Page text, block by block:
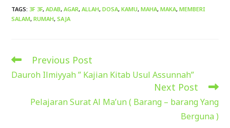
TAGS:3F 3F, ADAB, AGAR, ALLAH, DOSA, KAMU, MAHA, MAKA, MEMBERI
SALAM, RUMAH, SAJA
Read
articles
Previous Post
Dauroh Ilmiyyah ” Kajian Kitab Usul Assunnah”
Next Post
Pelajaran Surat Al Ma’un ( Barang – barang Yang
Berguna )